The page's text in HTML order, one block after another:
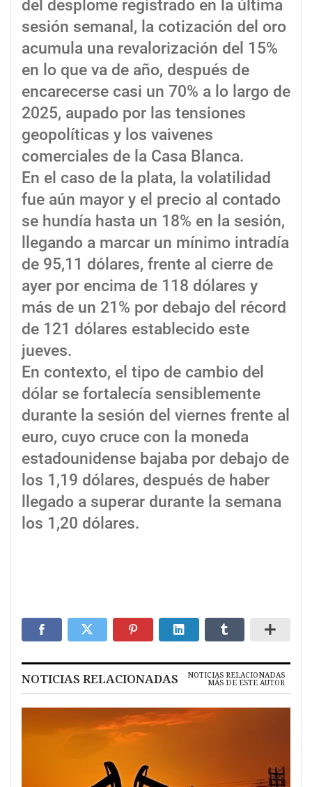
del desplome registrado en la última
sesión semanal, la cotización del oro
acumula una revalorización del 15%
en lo que va de año, después de
encarecerse casi un 70% a lo largo de
2025, aupado por las tensiones
geopolíticas y los vaivenes
comerciales de la Casa Blanca.
En el caso de la plata, la volatilidad
fue aún mayor y el precio al contado
se hundía hasta un 18% en la sesión,
llegando a marcar un mínimo intradía
de 95,11 dólares, frente al cierre de
ayer por encima de 118 dólares y
más de un 21% por debajo del récord
de 121 dólares establecido este
jueves.
En contexto, el tipo de cambio del
dólar se fortalecía sensiblemente
durante la sesión del viernes frente al
euro, cuyo cruce con la moneda
estadounidense bajaba por debajo de
los 1,19 dólares, después de haber
llegado a superar durante la semana
los 1,20 dólares.
NOTICIAS RELACIONADAS NOTICIAS RELACIONADAS
MÁS DE ESTE AUTOR